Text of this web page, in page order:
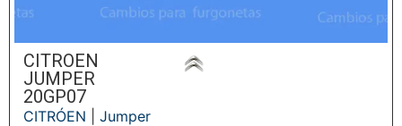
CITROEN
JUMPER
20GP07
CITRÓEN
Jumper